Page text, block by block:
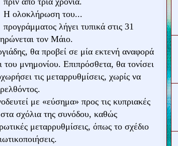
Η ολοκλήρωση του...
προγράμματος λήγει τυπικά στις 31
τον Μάιο.
θα προβεί σε μία εκτενή αναφορά
μνημονίου. Επιπρόσθετα, θα τονίσει
τις μεταρρυθμίσεις, χωρίς να
με «εύσημα» προς τις κυπριακές
σχόλια της συνόδου, καθώς
μεταρρυθμίσεις, όπως το σχέδιο